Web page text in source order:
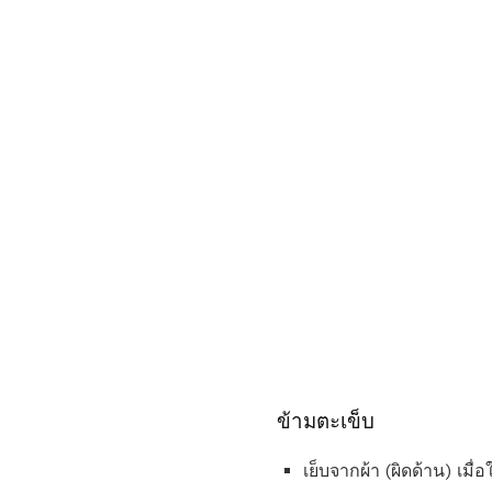
ข้ามตะเข็บ
เย็บจากผ้า (ผิดด้าน) เมื่